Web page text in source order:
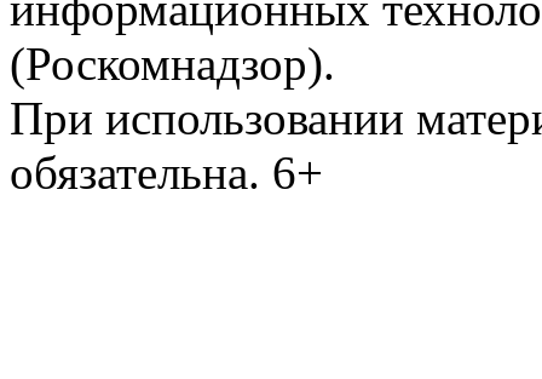
(Роскомнадзор).
При использовании
обязательна. 6+